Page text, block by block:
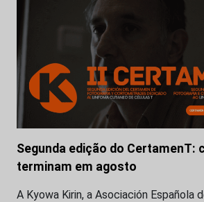
Segunda edição do CertamenT:
terminam em agosto
A Kyowa Kirin, a Asociación Española